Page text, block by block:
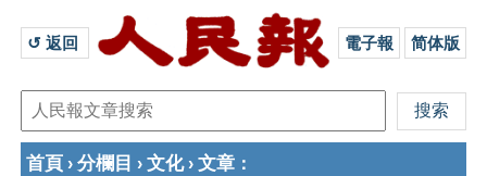
↺ 返回 電子報 简体版
首頁 › 分欄目 › 文化› 文章 ：